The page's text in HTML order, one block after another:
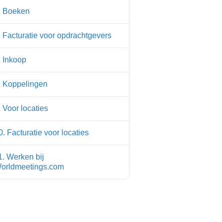
Boeken
Facturatie voor opdrachtgevers
Inkoop
Koppelingen
Voor locaties
Facturatie voor locaties
Werken bij